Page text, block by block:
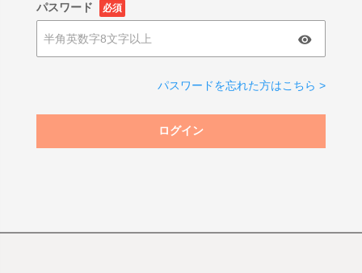
パスワード 必須
パスワードを忘れた方はこちら >
ログイン